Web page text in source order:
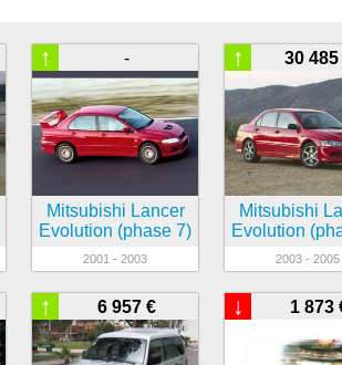
-
↑
Mitsubishi Lancer
Evolution (phase 7)
2001 - 2003
30 485
↑
Mitsubishi
Evolution
2003 - 2005
6 957 €
↑ 1 873
↓